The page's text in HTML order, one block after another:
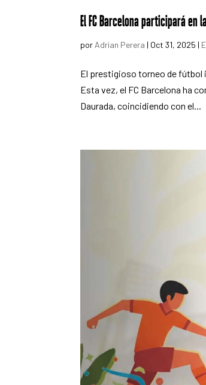
El FC Barcelona participará en
por Adrian Perera | Oct 31, 2025 |
El prestigioso torneo de fútbol
Esta vez, el FC Barcelona ha
Daurada, coincidiendo con el...